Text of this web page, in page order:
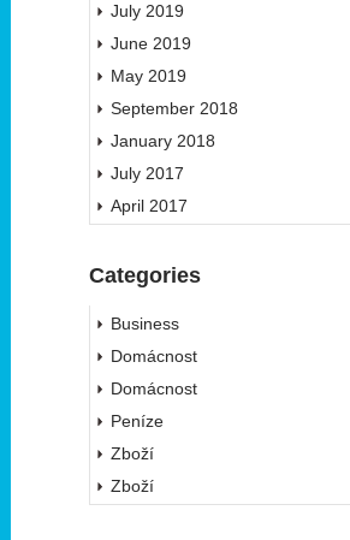
July 2019
June 2019
May 2019
September 2018
January 2018
July 2017
April 2017
Categories
Business
Domácnost
Domácnost
Peníze
Zboží
Zboží